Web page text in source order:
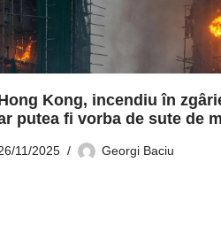
Kong, incendiu în
putea fi vorba de sute de
11/2025 Georgi Baciu